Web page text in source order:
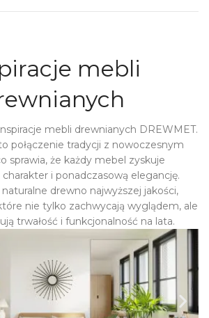
mebli
mebli drewnianych DREWMET.
połączenie tradycji z nowoczesnym
sprawia, że każdy mebel zyskuje
i ponadczasową elegancję.
drewno najwyższej jakości,
nie tylko zachwycają wyglądem, ale
trwałość i funkcjonalność na lata.